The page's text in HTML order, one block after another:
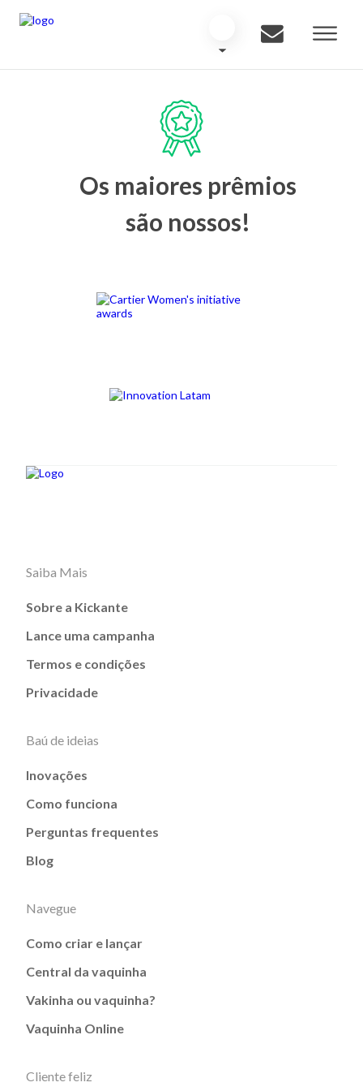
Os maiores prêmios
são nossos!
Saiba Mais
Sobre a Kickante
Lance uma campanha
Termos e condições
Privacidade
Baú de ideias
Inovações
Como funciona
Perguntas frequentes
Blog
Navegue
Como criar e lançar
Central da vaquinha
Vakinha ou vaquinha?
Vaquinha Online
Cliente feliz